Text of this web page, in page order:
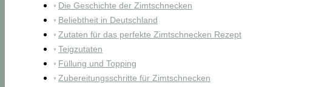
Die Geschichte der Zimtschnecken
Beliebtheit in Deutschland
Zutaten für das perfekte Zimtschnecken Rezept
Teigzutaten
Füllung und Topping
Zubereitungsschritte für Zimtschnecken